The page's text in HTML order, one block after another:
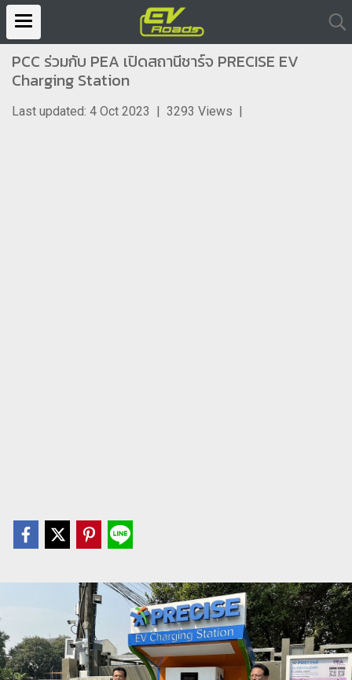
PCC ร่วมกับ PEA เปิดสถานีชาร์จ PRECISE EV
Charging Station
Last updated: 4 Oct 2023 | 3293 Views |